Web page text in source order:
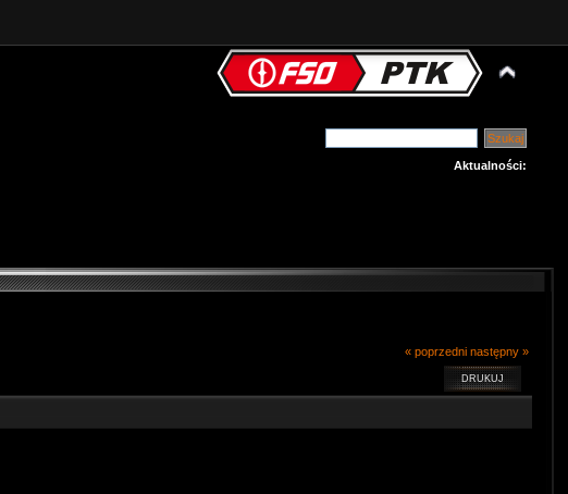
Aktualności:
« poprzedni następny »
DRUKUJ